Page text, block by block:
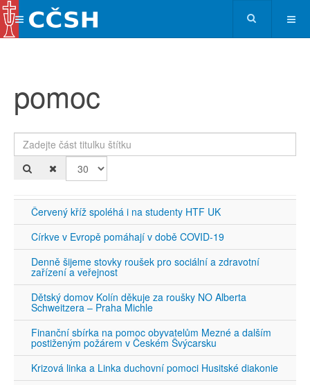
pomoc
Zadejte část titulku štítku
Červený kříž spoléhá i na studenty HTF UK
Církve v Evropě pomáhají v době COVID-19
Denně šijeme stovky roušek pro sociální a zdravotní
zařízení a veřejnost
Dětský domov Kolín děkuje za roušky NO Alberta
Schweitzera – Praha Michle
Finanční sbírka na pomoc obyvatelům Mezné a dalším
postiženým požárem v Českém Švýcarsku
Krizová linka a Linka duchovní pomoci Husitské diakonie